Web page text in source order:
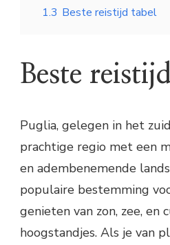
1.3 Beste reistijd tabel
Beste
Puglia, gelegen in het
prachtige regio met een
en adembenemende
populaire bestemming
genieten van zon, zee, en
hoogstandjes. Als je van